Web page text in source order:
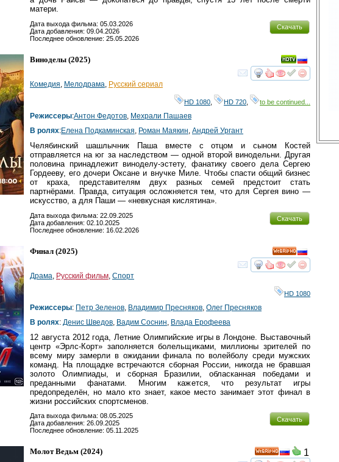
матери.
Скачать
Дата выхода фильма: 05.03.2026
Дата добавления: 09.04.2026
Последнее обновление: 25.05.2026
смотретьинтересует
Виноделы (2025)
Комедия, Мелодрама, Русский сериал
HD 1080 HD 720 to be continued...
Режиссеры:Антон Федотов, Мехрали Пашаев
В ролях:Елена Подкаминская, Роман Маякин, Андрей Ургант
Челябинский шашлычник Паша вместе с отцом и сыном Костей
отправляется на юг за наследством — одной второй винодельни. Другая
половина принадлежит виноделу-эстету, фанатику своего дела Сергею
Гордееву, его дочери Оксане и внучке Миле. Чтобы спасти общий бизнес
от краха, представителям двух разных семей предстоит стать
партнёрами. Правда, ситуация осложняется тем, что для Сергея вино —
искусство, а для Паши — «невкусная кислятина».
Скачать
Дата выхода фильма: 22.09.2025
Дата добавления: 02.10.2025
Последнее обновление: 16.02.2026
смотретьинтересует
HD
Финал (2025)
Драма Русский фильм Спорт
HD 1080
Режиссеры: Петр Зеленов Владимир Пресняков Олег Пресняков
В ролях: Денис Шведов Вадим Соснин Влада Ерофеева
12 августа 2012 года, Летние Олимпийские игры в Лондоне. Выставочный
центр «Эрлс-Корт» заполняется болельщиками, миллионы зрителей по
всему миру замерли в ожидании финала по волейболу среди мужских
команд. На площадке встречаются сборная России, никогда не бравшая
золото Олимпиады, и сборная Бразилии, обласканная победами и
преданными фанатами. Многим кажется, что результат игры
предопределён, но мало кто знает, какое место занимает этот финал в
жизни российских спортсменов.
Скачать
Дата выхода фильма: 08.05.2025
Дата добавления: 26.09.2025
Последнее обновление: 05.11.2025
HD
1
Молот Ведьм (2024)